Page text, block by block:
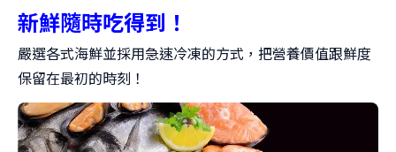
新鮮隨時吃得到！
嚴選各式海鮮並採用急速冷凍的方式，把營養價值跟鮮度
保留在最初的時刻！